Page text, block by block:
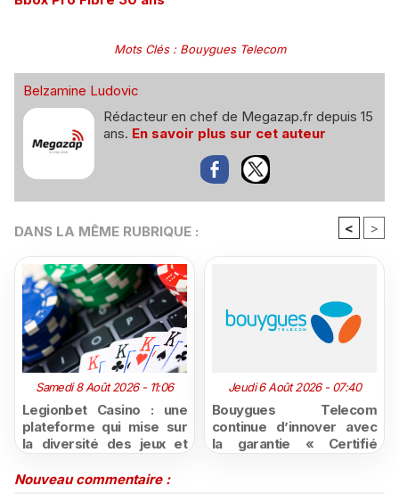
Mots Clés: Bouygues Telecom
Belzamine Ludovic
Rédacteur en chef de Megazap.fr depuis 15
ans. En savoir plus sur cet auteur
DANS LA MÊME RUBRIQUE : < >
Samedi 8 Août 2026 - 11:06
Legionbet Casino : une
plateforme qui mise sur
la diversité des jeux et
attractives
Jeudi 6 Août 2026 - 07:40
Bouygues Telecom
continue d’innover avec
la garantie « Certifié
Nouveau commentaire :